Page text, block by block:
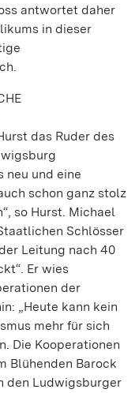
antwortet daher
in dieser
das Ruder des
neu und eine
schon ganz stolz
so Hurst. Michael
Schlösser
Leitung nach 40
Er wies
der
„Heute kann kein
mehr für sich
Die Kooperationen
Blühenden Barock
den Ludwigsburger